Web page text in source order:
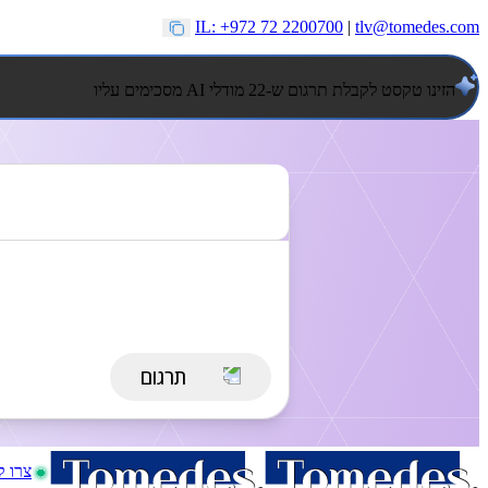
IL: +972 72 2200700 | tlv@tomedes.com
הזינו טקסט לקבלת תרגום ש-22 מודלי AI מסכימים עליו
צרו